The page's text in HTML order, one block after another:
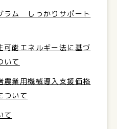
ラム しっかりサポート
可能エネルギー法に基づ
いて
農業用機械導入支援価格
ついて
て